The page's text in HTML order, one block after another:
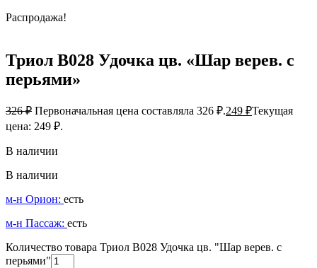
Распродажа!
Триол В028 Удочка цв. «Шар верев. с
перьями»
326₽ Первоначальная цена составляла 326 ₽.249 ₽Текущая
цена: 249 ₽.
В наличии
В наличии
м-н Орион: есть
м-н Пассаж: есть
Количество товара Триол В028 Удочка цв. "Шар верев. с
перьями"